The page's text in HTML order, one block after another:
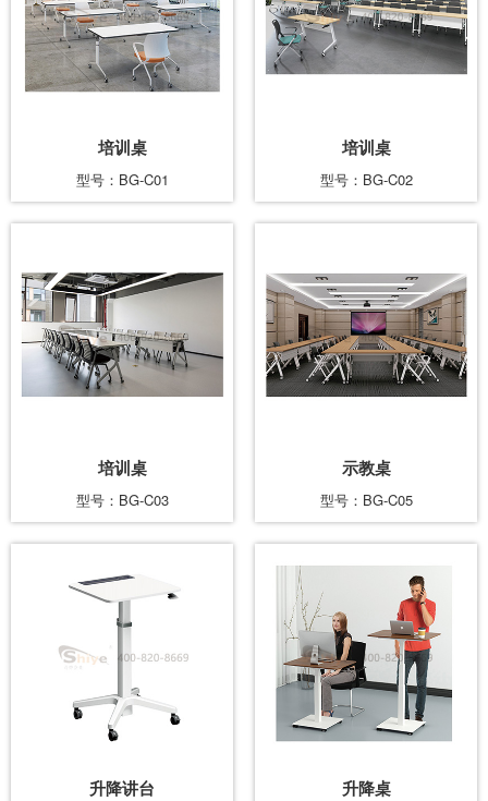
培训桌
型号：BG-C01
培训桌
型号：BG-C02
培训桌
型号：BG-C03
示教桌
型号：BG-C05
升降讲台 升降桌